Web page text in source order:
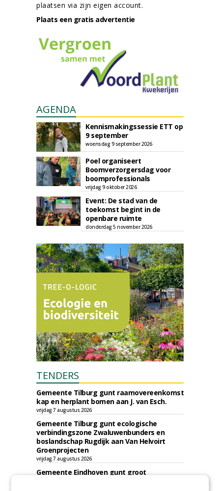
plaatsen via zijn eigen account.
Plaats een gratis advertentie
AGENDA
Kennismakingssessie ETT op
9 september
woensdag 9 september 2026
Poel organiseert
Boomverzorgersdag voor
boomprofessionals
vrijdag 9 oktober 2026
Event: De stad van de
toekomst begint in de
openbare ruimte
donderdag 5 november 2026
TENDERS
Gemeente Tilburg gunt raamovereenkomst
kap en herplant bomen aan J. van Esch.
vrijdag 7 augustus 2026
Gemeente Tilburg gunt ecologische
verbindingszone Zwaluwenbunders en
boslandschap Rugdijk aan Van Helvoirt
Groenprojecten
vrijdag 7 augustus 2026
Gemeente Eindhoven gunt groot